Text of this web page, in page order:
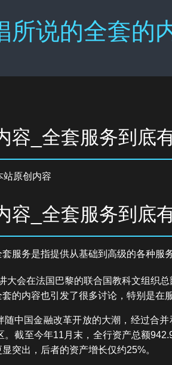
所说的全套的
容_全套服务到底
站原创内容
容_全套服务到底
服务是指提供从基础到高级的各种服务
大会在法国巴黎的联合国教科文组织
的内容也引发了很多讨论，特别是在
中国金融改革开放的大潮，经过合
截至今年11月末，全行资产总额
突出，后者的资产增长仅约25%。